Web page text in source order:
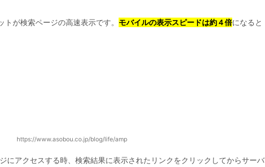
が検索ページの高速表示です。 モバイルの表示スピードは約４倍になると
https://www.asobou.co.jp/blog/life/amp
にアクセスする時、検索結果に表示されたリンクをクリックしてからサーバ